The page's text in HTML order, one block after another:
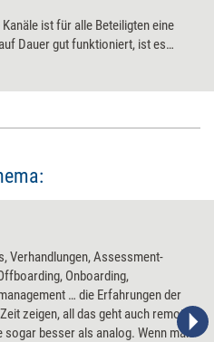
ist für alle Beteiligten eine
Dauer gut funktioniert, ist es
Verhandlungen, Assessment-
Onboarding,
… die Erfahrungen der
zeigen, all das geht auch remote,
sogar besser als analog. Wenn man